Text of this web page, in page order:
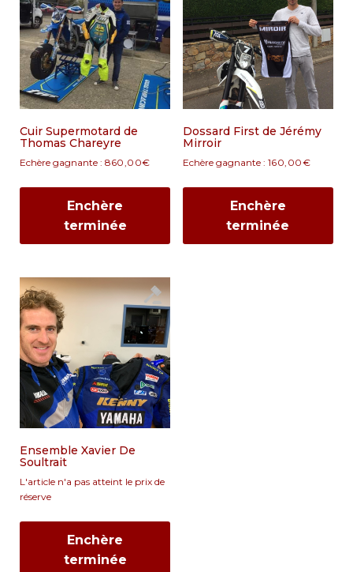
Cuir Supermotard de
Thomas Chareyre
Echère gagnante : 860,00€
Enchère
terminée
Dossard First de Jérémy
Mirroir
Echère gagnante : 160,00€
Enchère
terminée
Ensemble Xavier De
Soultrait
L'article n'a pas atteint le prix de
réserve
Enchère
terminée